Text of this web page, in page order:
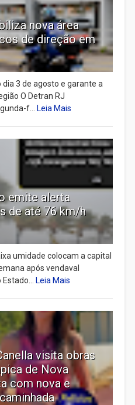
nova área
de direção em
3 de agosto e garante a
O Detran RJ
f... Leia Mais
emite alerta
de até 76 km/h
umidade colocam a capital
após vendaval
Leia Mais
visita obras
de Nova
com nova e